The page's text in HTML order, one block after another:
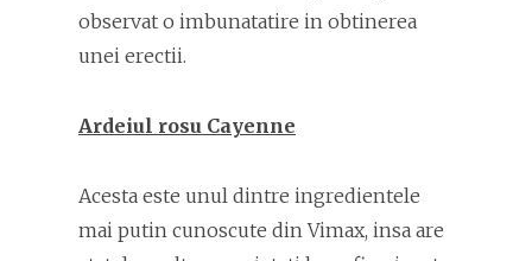
observat o imbunatatire in obtinerea
unei erectii.
Ardeiul rosu Cayenne
Acesta este unul dintre ingredientele
mai putin cunoscute din Vimax, insa are